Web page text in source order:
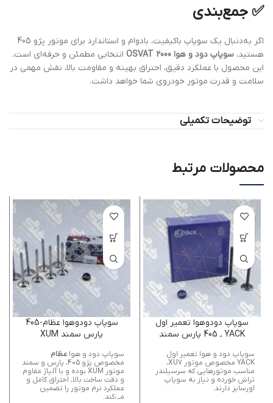
✅جمع‌بندی
اگر به‌دنبال یک سوپاپ باکیفیت، بادوام و استاندارد برای موتور پژو 405
هستید، سوپاپ دود و هوا 2000 OSVAT
انتخابی مطمئن و حرفه‌ای است.
این محصول با عملکرد دقیق، احتراق بهینه و مقاومت بالا، نقش مهمی در
سلامت و قدرت موتور خودروی شما خواهد داشت.
توضیحات تکمیلی
محصولات مرتبط
سوپاپ دودوهوا تعمير اول
YACK ـ 405 پارس سمند
سوپاپ دود و هوا تعمیر اول
YACK مخصوص موتور XU7،
مناسب موتورهایی که سرسیلندر
تراش خورده و نیاز به سوپاپ
اورسایز دارند.
سوپاپ دودوهوا عظام-405
پارس سمند XUM
سوپاپ دود و هوا عظام
مخصوص پژو 405، پارس و سمند
موتور XUM بوده و با آلیاژ مقاوم
و دقت ساخت بالا، احتراق کامل و
عملکرد نرم موتور را تضمین
می‌کند.